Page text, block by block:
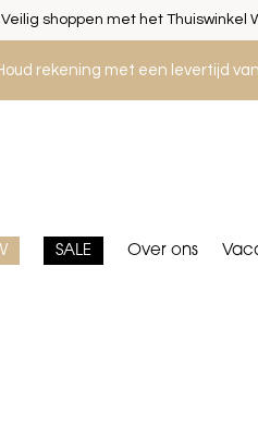
rekening met een levertijd
SALE Over ons
Veilig shoppen met het Thuiswinkel